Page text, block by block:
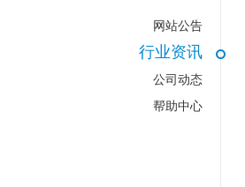
网站公告
行业资讯
公司动态
帮助中心